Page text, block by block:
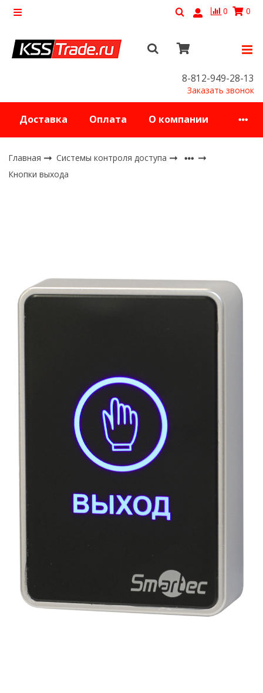
0 0
8-812-949-28-13
Заказать звонок
Доставка Оплата О компании
Главная
Системы контроля доступа
Кнопки выхода